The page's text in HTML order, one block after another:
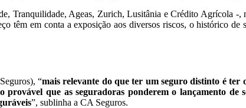
Tranquilidade, Ageas, Zurich, Lusitânia e Crédito Agrícola -
têm em conta a exposição aos diversos riscos, o histórico
“mais relevante do que ter um seguro distinto é ter
provável que as seguradoras ponderem o lançamento de
”, sublinha a CA Seguros.